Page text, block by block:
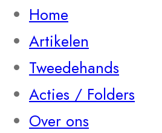
Home
Artikelen
Tweedehands
Acties / Folders
Over ons